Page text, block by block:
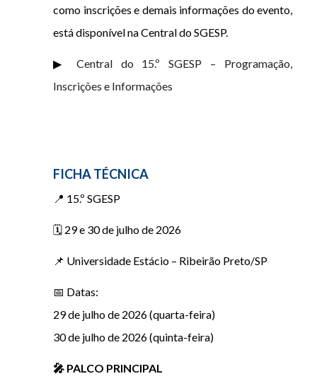
como inscrições e demais informações do evento,
está disponível na Central do SGESP.
▶ Central do 15.º SGESP – Programação,
Inscrições e Informações
FICHA TÉCNICA
📍 15.º SGESP
🗓️ 29 e 30 de julho de 2026
📌 Universidade Estácio – Ribeirão Preto/SP
📅 Datas:
29 de julho de 2026 (quarta-feira)
30 de julho de 2026 (quinta-feira)
🎤 PALCO PRINCIPAL